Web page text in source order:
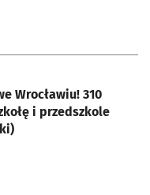
Wrocławiu! 310
i przedszkole